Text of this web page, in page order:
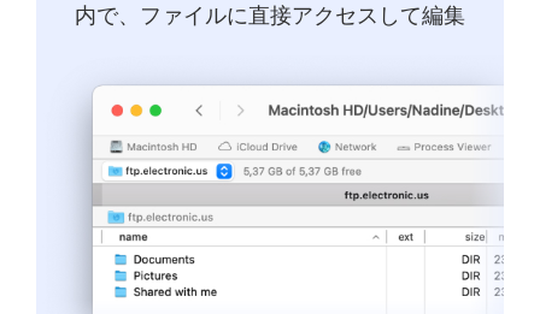
内で、ファイルに直接アクセスして編集